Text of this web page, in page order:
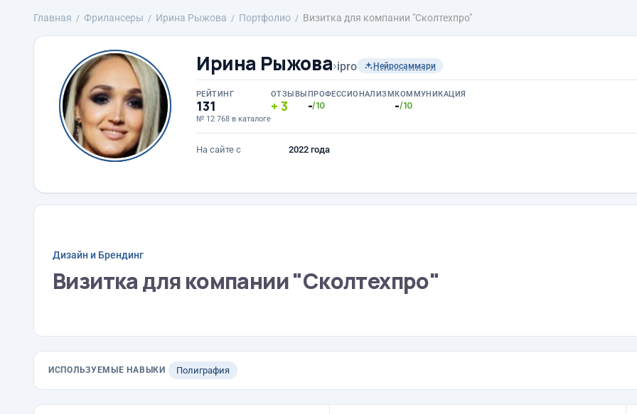
Главная Фрилансеры Ирина Рыжова Портфолио Визитка для компании "Сколтехпро"
Ирина Рыжова›ipro Нейросаммари
РЕЙТИНГ
131
№ 12 768 в каталоге
ОТЗЫВЫ
3
ПРОФЕССИОНАЛИЗМ
-/10
КОММУНИКАЦИЯ
-/10
На сайте с 2022 года
Дизайн и Брендинг
Визитка для компании "Сколтехпро"
ИСПОЛЬЗУЕМЫЕ НАВЫКИ Полиграфия